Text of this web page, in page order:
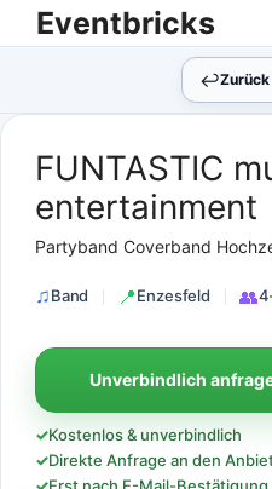
Zum
Inhalt
Eventbricks
↩︎Zurück
FUNTASTIC
entertainment
Partyband Coverband
Band Enzesfeld
Unverbindlich
✓Kostenlos & unverbindlich
✓Direkte Anfrage an den